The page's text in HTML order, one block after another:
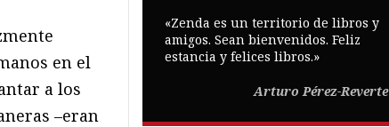
en el
a los
–eran
«Zenda es un territorio de libros y
amigos. Sean bienvenidos. Feliz
estancia y felices libros.»
Arturo Pérez-Reverte